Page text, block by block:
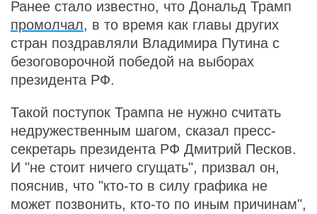
Ранее стало известно, что Дональд Трамп
промолчал, в то время как главы других
стран поздравляли Владимира Путина с
безоговорочной победой на выборах
президента РФ.
Такой поступок Трампа не нужно считать
недружественным шагом, сказал пресс-
секретарь президента РФ Дмитрий Песков.
И "не стоит ничего сгущать", призвал он,
пояснив, что "кто-то в силу графика не
может позвонить, кто-то по иным причинам",